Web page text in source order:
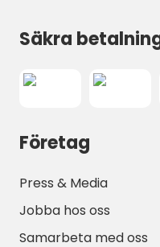
Säkra
Företag
Press & Media
Jobba hos oss
Samarbeta med oss